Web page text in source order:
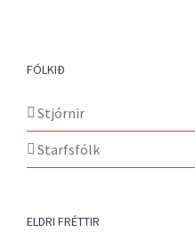
FÓLKIÐ
Stjórnir
Starfsfólk
ELDRI FRÉTTIR